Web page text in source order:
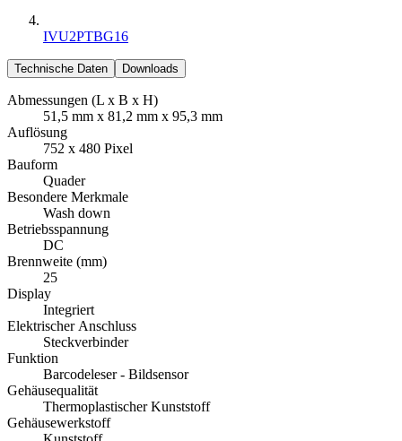
IVU2PTBG16
Technische Daten Downloads
Abmessungen (L x B x H)
51,5 mm x 81,2 mm x 95,3 mm
Auflösung
752 x 480 Pixel
Bauform
Quader
Besondere Merkmale
Wash down
Betriebsspannung
DC
Brennweite (mm)
25
Display
Integriert
Elektrischer Anschluss
Steckverbinder
Funktion
Barcodeleser - Bildsensor
Gehäusequalität
Thermoplastischer Kunststoff
Gehäusewerkstoff